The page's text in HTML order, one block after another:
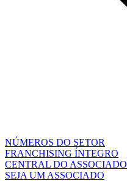
NÚMEROS DO SETOR
FRANCHISING ÍNTEGRO
CENTRAL DO ASSOCIADO
SEJA UM ASSOCIADO